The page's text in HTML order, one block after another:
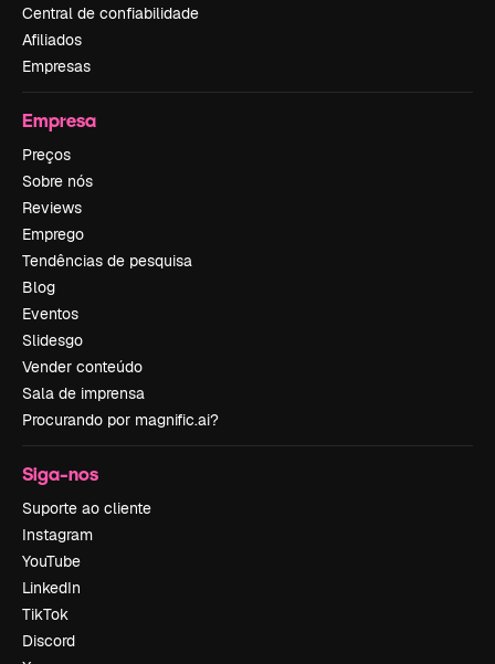
Central de confiabilidade
Afiliados
Empresas
Empresa
Preços
Sobre nós
Reviews
Emprego
Tendências de pesquisa
Blog
Eventos
Slidesgo
Vender conteúdo
Sala de imprensa
Procurando por magnific.ai?
Siga-nos
Suporte ao cliente
Instagram
YouTube
LinkedIn
TikTok
Discord